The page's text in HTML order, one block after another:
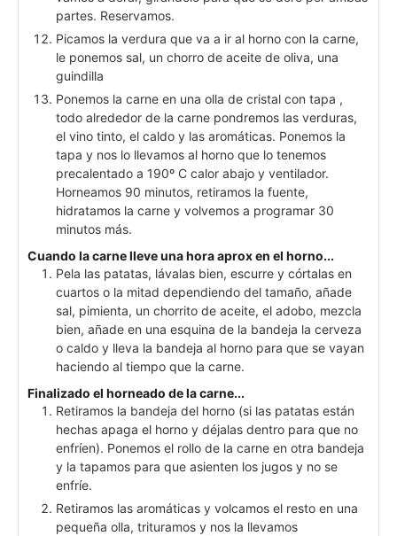
partes. Reservamos.
Picamos la verdura que va a ir al horno con la carne,
le ponemos sal, un chorro de aceite de oliva, una
guindilla
Ponemos la carne en una olla de cristal con tapa ,
todo alrededor de la carne pondremos las verduras,
el vino tinto, el caldo y las aromáticas. Ponemos la
tapa y nos lo llevamos al horno que lo tenemos
precalentado a 190º C calor abajo y ventilador.
Horneamos 90 minutos, retiramos la fuente,
hidratamos la carne y volvemos a programar 30
minutos más.
Cuando la carne lleve una hora aprox en el horno...
Pela las patatas, lávalas bien, escurre y córtalas en
cuartos o la mitad dependiendo del tamaño, añade
sal, pimienta, un chorrito de aceite, el adobo, mezcla
bien, añade en una esquina de la bandeja la cerveza
o caldo y lleva la bandeja al horno para que se vayan
haciendo al tiempo que la carne.
Finalizado el horneado de la carne...
Retiramos la bandeja del horno (si las patatas están
hechas apaga el horno y déjalas dentro para que no
enfríen). Ponemos el rollo de la carne en otra bandeja
y la tapamos para que asienten los jugos y no se
enfríe.
Retiramos las aromáticas y volcamos el resto en una
pequeña olla, trituramos y nos la llevamos